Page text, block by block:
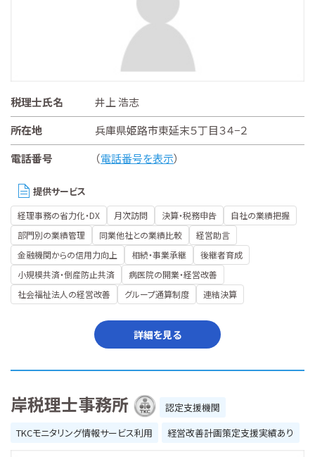
税理士氏名
井上 浩志
所在地
兵庫県姫路市東延末５丁目３４−２
電話番号
（電話番号を表示）
提供サービス
経理事務の省力化・DX 月次訪問 決算・税務申告
自社の業績把握
部門別の業績管理
同業他社との業績比較
経営助言
金融機関からの信用力向上
相続・事業承継
後継者育成
小規模共済・倒産防止共済
病医院の開業・経営改善
社会福祉法人の経営改善
グループ通算制度 連結決算
詳細を見る
岸税理士事務所
認定支援機関
TKCモニタリング情報サービス利用
経営改善計画策定支援実績あり